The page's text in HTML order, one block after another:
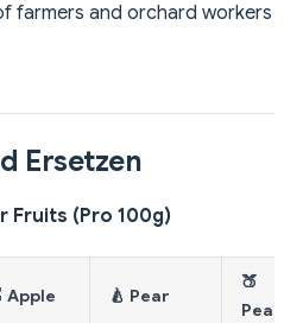
farmers and orchard workers
Ersetzen
Fruits (Pro 100g)
Apple 🍐 Pear
🍑
Peach